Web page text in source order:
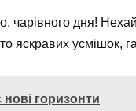
чарівного дня!
яскравих усмішок,
горизонти